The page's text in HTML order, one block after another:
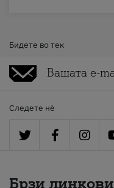
Бидете во тек
Следете нè
Брзи линкови